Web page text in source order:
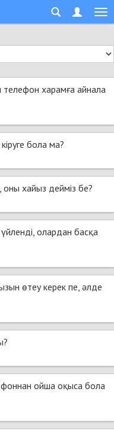
харамға айнала
бола ма?
оны хайыз дейміз бе?
олардан басқа
өтеу керек пе, әлде
ойша оқыса бола